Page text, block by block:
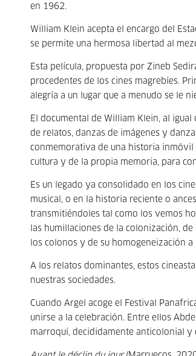
en 1962.
William Klein acepta el encargo del
se permite una hermosa libertad al
Esta película, propuesta por Zineb
procedentes de los cines magrebíes.
alegría a un lugar que a menudo se le
El documental de William Klein, al igual
de relatos, danzas de imágenes y
conmemorativa de una historia
cultura y de la propia memoria, para
Es un legado ya consolidado en los
musical, o en la historia reciente o
transmitiéndoles tal como los vemos
las humillaciones de la colonización,
los colonos y de su homogeneización
A los relatos dominantes, estos
nuestras sociedades.
Cuando Argel acoge el Festival
unirse a la celebración. Entre ellos
marroquí, decididamente anticolonial y